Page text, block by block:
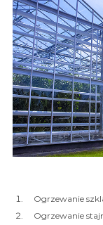
Ogrzewanie
Ogrzewanie